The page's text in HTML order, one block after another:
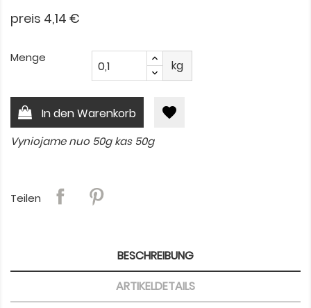
preis 4,14 €
Menge
kg
In den Warenkorb favorite
Vyniojame nuo 50g kas 50g
Teilen
BESCHREIBUNG
ARTIKELDETAILS